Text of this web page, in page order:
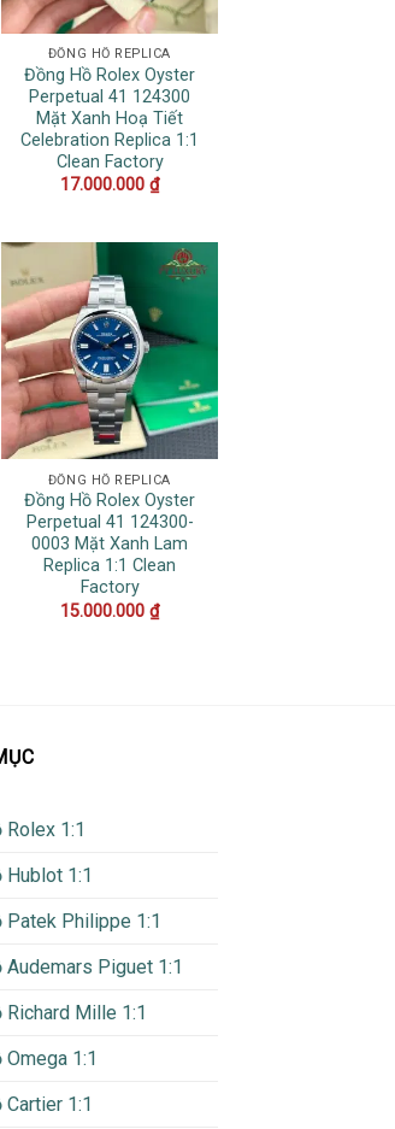
ĐỒNG HỒ REPLICA
Đồng Hồ Rolex Oyster
Perpetual 41 124300
Mặt Xanh Hoạ Tiết
Celebration Replica 1:1
Clean Factory
17.000.000 ₫
ĐỒNG HỒ REPLICA
Đồng Hồ Rolex Oyster
Perpetual 41 124300-
0003 Mặt Xanh Lam
Replica 1:1 Clean
Factory
15.000.000 ₫
1:1
1:1
Patek Philippe 1:1
Piguet 1:1
Mille 1:1
1:1
1:1